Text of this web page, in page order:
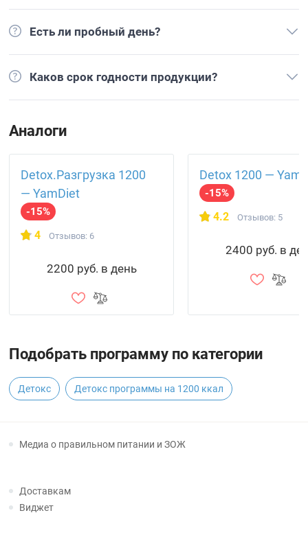
Есть ли пробный день?
Каков срок годности продукции?
Аналоги
Detox.Разгрузка 1200
— YamDiet
-15%
4 Отзывов: 6
2200 руб. в день
Detox 1200 —
-15%
4.2 Отзывов: 5
2400 руб. в
Подобрать программу по категории
Детокс Детокс программы на 1200 ккал
Медиа о правильном питании и ЗОЖ
Доставкам
Виджет